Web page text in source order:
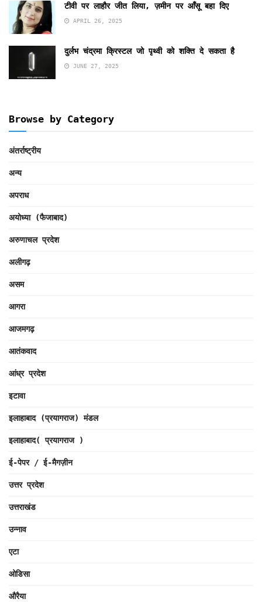
टीवी पर लाहौर जीत लिया, ज़मीन पर आँसू बहा दिए
APRIL 26, 2025
दुर्लभ चंद्रमा क्रिस्टल जो पृथ्वी को शक्ति दे सकता है
JUNE 27, 2025
Browse by Category
अंतर्राष्ट्रीय
अन्य
अपराध
अयोध्या (फैजाबाद)
अरुणाचल प्रदेश
अलीगढ़
असम
आगरा
आजमगढ़
आतंकवाद
आंध्र प्रदेश
इटावा
इलाहाबाद (प्रयागराज) मंडल
इलाहाबाद( प्रयागराज )
ई-पेपर / ई-मैगज़ीन
उत्तर प्रदेश
उत्तराखंड
उन्नाव
एटा
ओडिसा
औरैया